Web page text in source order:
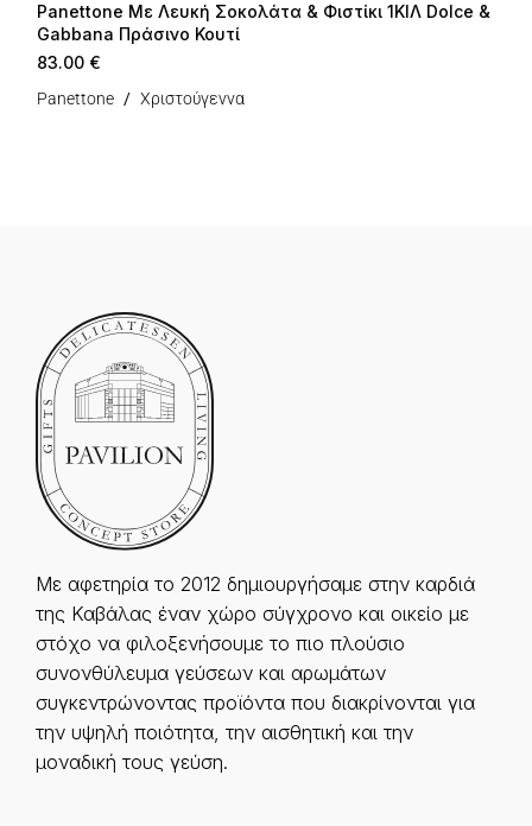
Panettone Με Λευκή Σοκολάτα & Φιστίκι 1ΚΙΛ Dolce &
Gabbana Πράσινο Κουτί
83.00 €
Panettone Χριστούγεννα
Με αφετηρία το 2012 δημιουργήσαμε στην καρδιά
της Καβάλας έναν χώρο σύγχρονο και οικείο με
στόχο να φιλοξενήσουμε το πιο πλούσιο
συνονθύλευμα γεύσεων και αρωμάτων
συγκεντρώνοντας προϊόντα που διακρίνονται για
την υψηλή ποιότητα, την αισθητική και την
μοναδική τους γεύση.